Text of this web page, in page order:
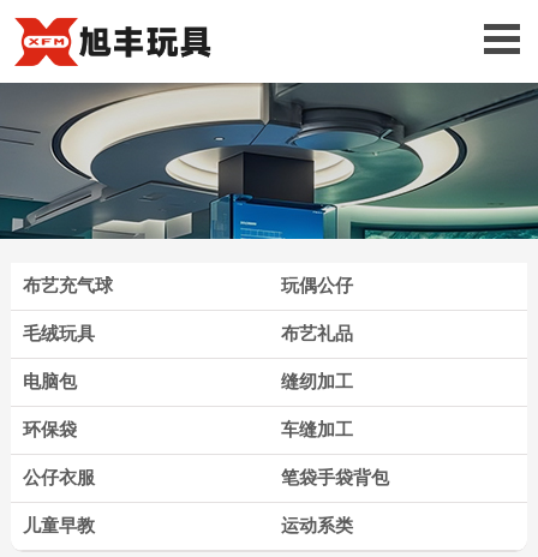
布艺充气球 玩偶公仔
毛绒玩具 布艺礼品
电脑包 缝纫加工
环保袋 车缝加工
公仔衣服 笔袋手袋背包
儿童早教 运动系类